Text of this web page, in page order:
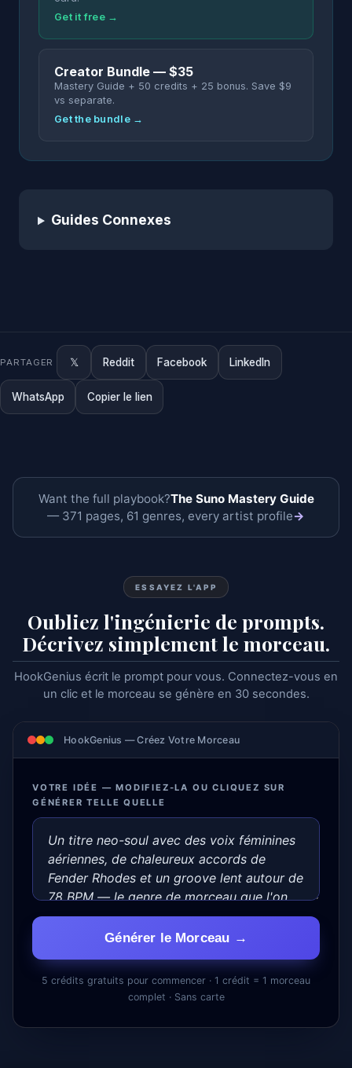
Get it free →
Creator Bundle — $35
Mastery Guide + 50 credits + 25 bonus. Save $9
vs separate.
Get the bundle →
Guides Connexes
PARTAGER 𝕏 Reddit Facebook LinkedIn
WhatsApp Copier le lien
Want the full playbook?The Suno Mastery Guide
— 371 pages, 61 genres, every artist profile→
ESSAYEZ L'APP
Oubliez l'ingénierie de prompts.
Décrivez simplement le morceau.
HookGenius écrit le prompt pour vous. Connectez-vous en
un clic et le morceau se génère en 30 secondes.
HookGenius — Créez Votre Morceau
VOTRE IDÉE — MODIFIEZ-LA OU CLIQUEZ SUR
GÉNÉRER TELLE QUELLE
Générer le Morceau →
5 crédits gratuits pour commencer · 1 crédit = 1 morceau
complet · Sans carte